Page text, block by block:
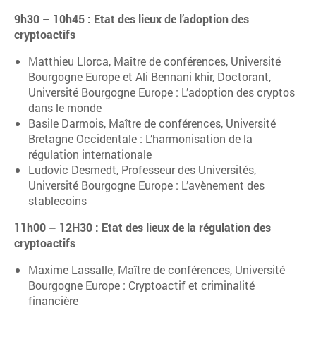
9h30 – 10h45 : Etat des lieux de l’adoption des
cryptoactifs
Matthieu Llorca, Maître de conférences, Université
Bourgogne Europe et Ali Bennani khir, Doctorant,
Université Bourgogne Europe : L’adoption des cryptos
dans le monde
Basile Darmois, Maître de conférences, Université
Bretagne Occidentale : L’harmonisation de la
régulation internationale
Ludovic Desmedt, Professeur des Universités,
Université Bourgogne Europe : L’avènement des
stablecoins
11h00 – 12H30 : Etat des lieux de la régulation des
cryptoactifs
Maxime Lassalle, Maître de conférences, Université
Bourgogne Europe : Cryptoactif et criminalité
financière